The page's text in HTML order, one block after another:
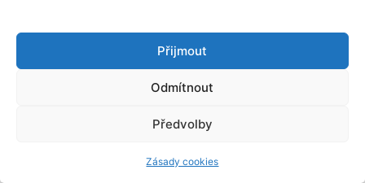
Přijmout
Odmítnout
Předvolby
Zásady cookies